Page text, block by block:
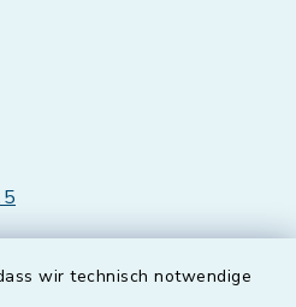
wir technisch notwendige